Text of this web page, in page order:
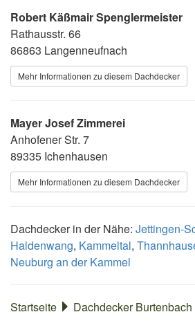
Robert Käßmair Spenglermeister
Rathausstr. 66
86863 Langenneufnach
Mehr Informationen zu diesem Dachdecker
Mayer Josef Zimmerei
Anhofener Str. 7
89335 Ichenhausen
Mehr Informationen zu diesem Dachdecker
Dachdecker in der Nähe: Jettingen-
Haldenwang, Kammeltal,
Neuburg an der Kammel
Startseite Dachdecker Burtenbach